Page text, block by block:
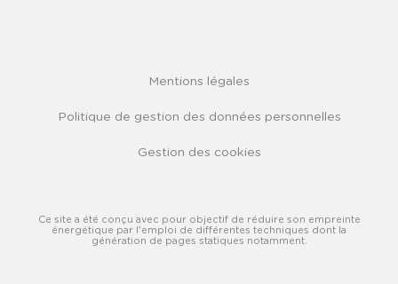
Mentions légales
Politique de gestion des données personnelles
Gestion des cookies
Ce site a été conçu avec pour objectif de réduire son empreinte
énergétique par l'emploi de différentes techniques dont la
génération de pages statiques notamment.